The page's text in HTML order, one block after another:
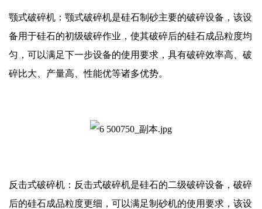
颚式破碎机：颚式破碎机是硅石制砂主要的破碎设备，该设
备用于硅石的初级破碎作业，使其破碎后的硅石成品粒度均
匀，可以满足下一步设备的使用要求，具有破碎效率高、破
碎比大、产量高、性能优等诸多优势。
反击式破碎机：反击式破碎机是硅石的二级破碎设备，破碎
后的硅石成品粒度更细，可以满足制砂机的使用要求，该设